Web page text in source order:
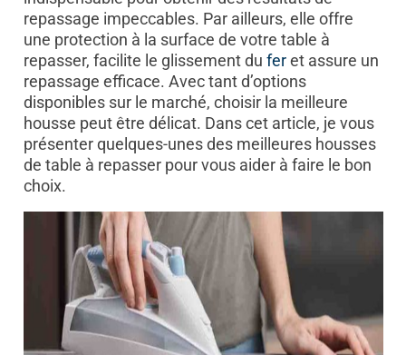
repassage impeccables. Par ailleurs, elle offre
une protection à la surface de votre table à
repasser, facilite le glissement du feret assure un
repassage efficace. Avec tant d’options
disponibles sur le marché, choisir la meilleure
housse peut être délicat. Dans cet article, je vous
présenter quelques-unes des meilleures housses
de table à repasser pour vous aider à faire le bon
choix.